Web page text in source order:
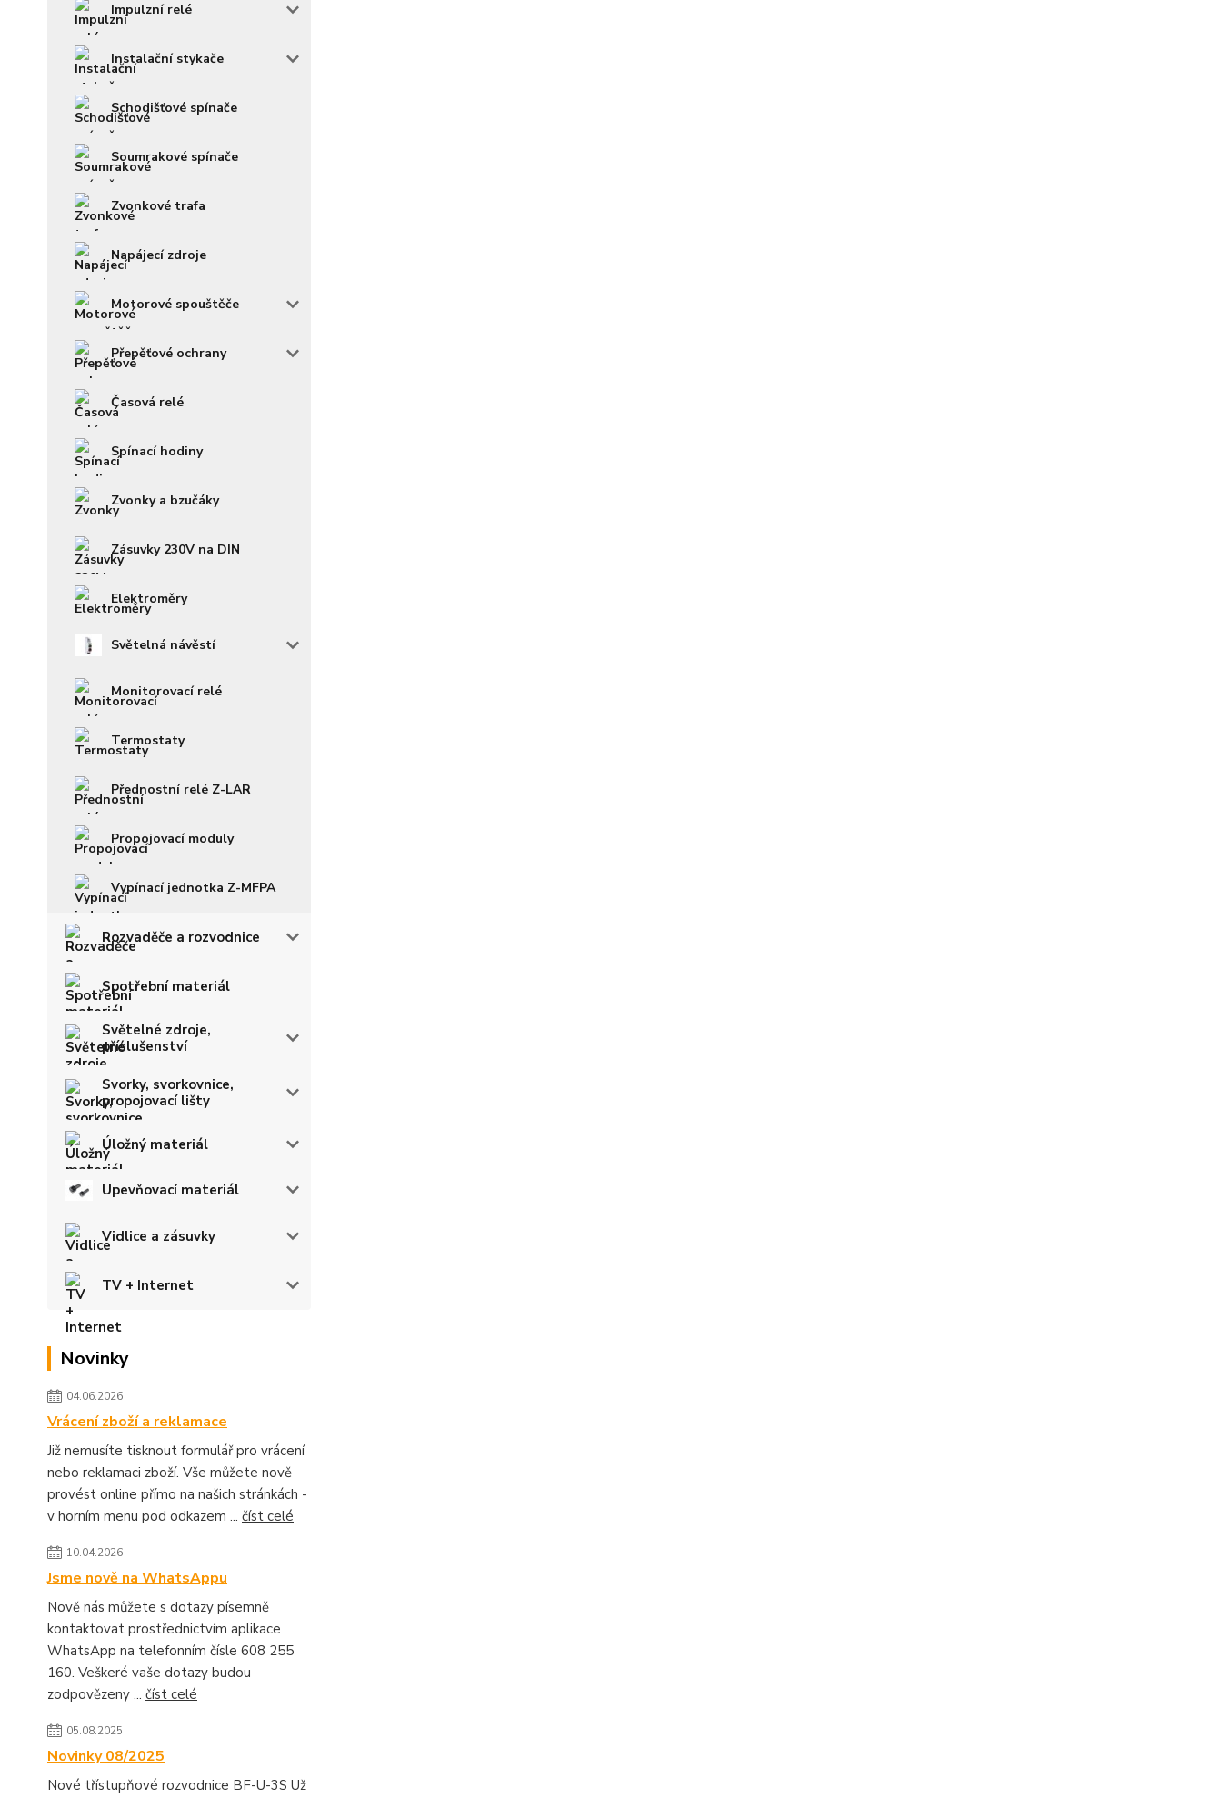
Impulzní relé
Instalační stykače
Schodišťové spínače
Soumrakové spínače
Zvonkové trafa
Napájecí zdroje
Motorové spouštěče
Přepěťové ochrany
Časová relé
Spínací hodiny
Zvonky a bzučáky
Zásuvky 230V na DIN
Elektroměry
Světelná návěstí
Monitorovací relé
Termostaty
Přednostní relé Z-LAR
Propojovací moduly
Vypínací jednotka Z-MFPA
Rozvaděče a rozvodnice
Spotřební materiál
Světelné zdroje,
příslušenství
Svorky, svorkovnice,
propojovací lišty
Úložný materiál
Upevňovací materiál
Vidlice a zásuvky
TV + Internet
Novinky
04.06.2026
Vrácení zboží a reklamace
Již nemusíte tisknout formulář pro vrácení
nebo reklamaci zboží. Vše můžete nově
provést online přímo na našich stránkách -
v horním menu pod odkazem ... číst celé
10.04.2026
Jsme nově na WhatsAppu
Nově nás můžete s dotazy písemně
kontaktovat prostřednictvím aplikace
WhatsApp na telefonním čísle 608 255
160. Veškeré vaše dotazy budou
zodpovězeny ... číst celé
05.08.2025
Novinky 08/2025
Nové třístupňové rozvodnice BF-U-3S Už